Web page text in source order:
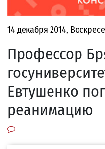
14 декабря 2014,
Профессор
Евтушенко
реанимацию